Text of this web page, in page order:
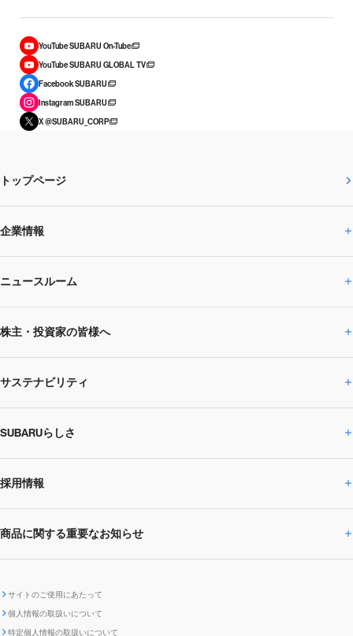
YouTube SUBARU On-Tube
YouTube SUBARU GLOBAL TV
Facebook SUBARU
Instagram SUBARU
X @SUBARU_CORP
トップページ
企業情報
企業情報トップ
SUBARUのありたい姿
SUBARU 2025方針
事業所・関係会社
ニュースルーム
ニュースルームトップ
ニュースリリース
閉じる
株主・投資家の皆様へ
株主・投資家の皆様へトップ
企業・経営
IRライブラリー
株主・投資家サポート
IRカレンダー
サステナビリティ
サステナビリティトップ
CEOサステナビリティ
環境
ガバナンス
SUBARUらしさ
SUBARUらしさトップ
SUBARUびと
SUBARUデザイン
採用情報
採用情報トップ
商品に関する重要なお知らせ
SUBARU ハイブリッド車 レスキュ
サイトのご使用にあたって
個人情報の取扱いについて
特定個人情報の取扱いについて